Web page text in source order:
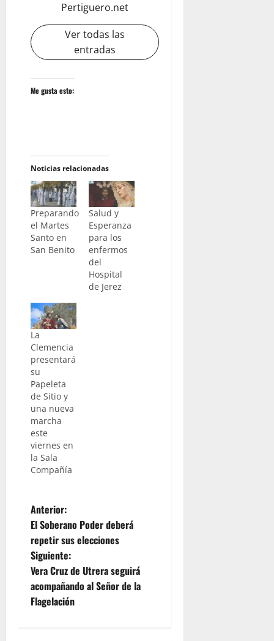
Pertiguero.net
Ver todas las
entradas
Me gusta esto:
Noticias relacionadas
Preparando
el Martes
Santo en
San Benito
Salud y
Esperanza
para los
enfermos
del
Hospital
de Jerez
La
Clemencia
presentará
su
Papeleta
de Sitio y
una nueva
marcha
este
viernes en
la Sala
Compañía
N
a
v
e
Anterior:
El Soberano Poder deberá
repetir sus elecciones
Siguiente:
Vera Cruz de Utrera seguirá
acompañando al Señor de la
Flagelación